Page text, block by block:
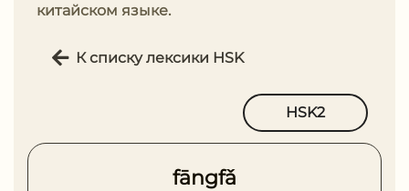
китайском языке.
К списку лексики HSK
HSK2
fāngfǎ